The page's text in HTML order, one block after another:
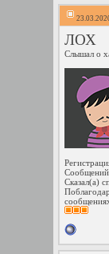
ЛОХ
Слышал о
Сказал(а)